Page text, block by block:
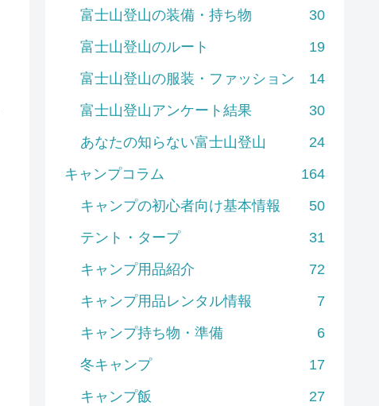
富士山登山の装備・持ち物
30
富士山登山のルート
19
富士山登山の服装・ファッション
14
富士山登山アンケート結果
30
あなたの知らない富士山登山
24
キャンプコラム
164
キャンプの初心者向け基本情報
50
テント・タープ
31
キャンプ用品紹介
72
キャンプ用品レンタル情報
7
キャンプ持ち物・準備
6
冬キャンプ
17
キャンプ飯
27